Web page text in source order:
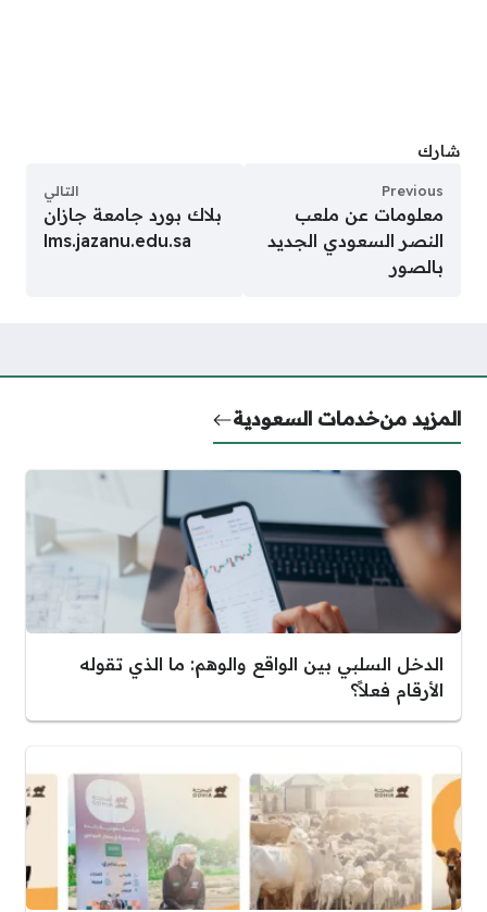
شارك
Previous
معلومات عن ملعب
النصر السعودي الجديد
بالصور
التالي
بلاك بورد جامعة جازان
lms.jazanu.edu.sa
المزيد منخدمات السعودية
الدخل السلبي بين الواقع والوهم: ما الذي تقوله
الأرقام فعلاً؟